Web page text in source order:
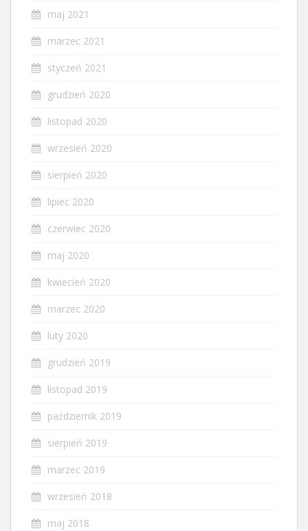
maj 2021
marzec 2021
styczeń 2021
grudzień 2020
listopad 2020
wrzesień 2020
sierpień 2020
lipiec 2020
czerwiec 2020
maj 2020
kwiecień 2020
marzec 2020
luty 2020
grudzień 2019
listopad 2019
październik 2019
sierpień 2019
marzec 2019
wrzesień 2018
maj 2018